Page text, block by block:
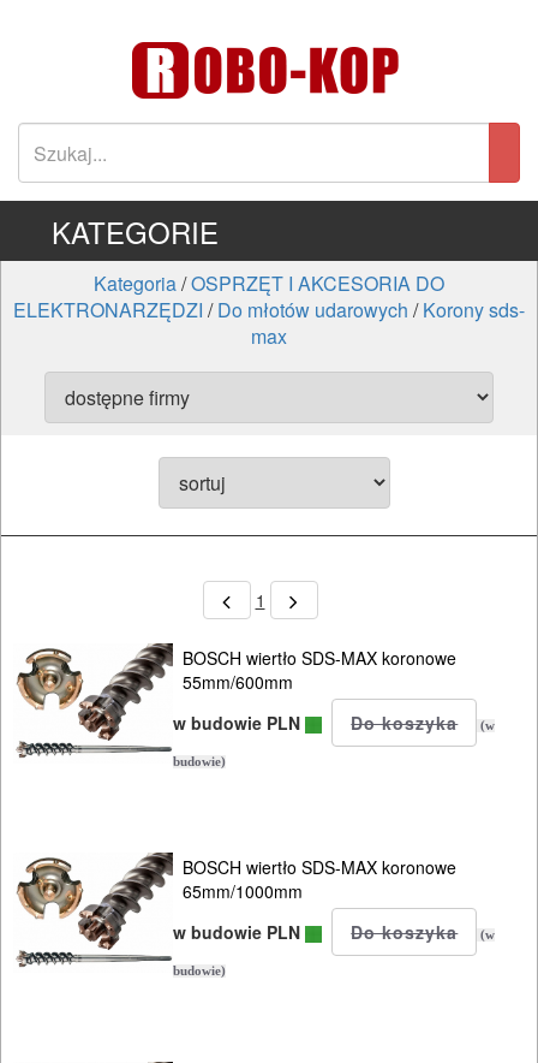
KATEGORIE
Kategoria/OSPRZĘT I AKCESORIA DO
ELEKTRONARZĘDZI /Do młotów udarowych /Korony sds-
max
1
BOSCH wiertło SDS-MAX koronowe
55mm/600mm
w budowie PLN
(w
budowie)
BOSCH wiertło SDS-MAX koronowe
65mm/1000mm
w budowie PLN
(w
budowie)